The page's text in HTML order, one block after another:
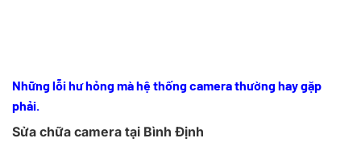
Những lỗi hư hỏng mà hệ thống camera thường hay gặp
phải.
Sửa chữa camera tại Bình Định